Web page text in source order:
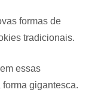
formas de
tradicionais.
essas
gigantesca.